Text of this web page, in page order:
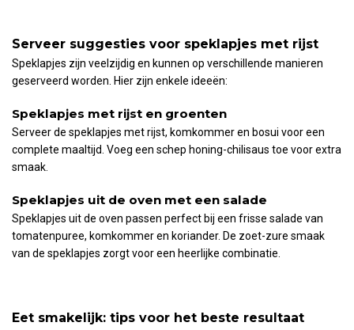
Serveer suggesties voor speklapjes met rijst
Speklapjes zijn veelzijdig en kunnen op verschillende manieren
geserveerd worden. Hier zijn enkele ideeën:
Speklapjes met rijst en groenten
Serveer de speklapjes met rijst, komkommer en bosui voor een
complete maaltijd. Voeg een schep honing-chilisaus toe voor extra
smaak.
Speklapjes uit de oven met een salade
Speklapjes uit de oven passen perfect bij een frisse salade van
tomatenpuree, komkommer en koriander. De zoet-zure smaak
van de speklapjes zorgt voor een heerlijke combinatie.
Eet smakelijk: tips voor het beste resultaat